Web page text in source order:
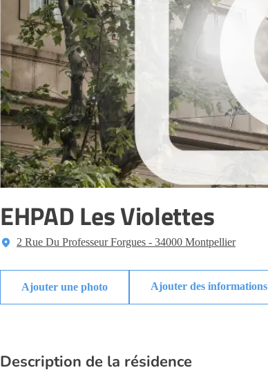
EHPAD Les Violettes
2 Rue Du Professeur Forgues - 34000 Montpellier
Ajouter des informations
Description de la résidence